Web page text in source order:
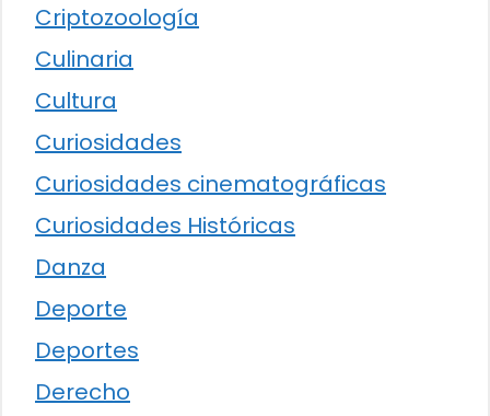
Criptozoología
Culinaria
Cultura
Curiosidades
Curiosidades cinematográficas
Curiosidades Históricas
Danza
Deporte
Deportes
Derecho